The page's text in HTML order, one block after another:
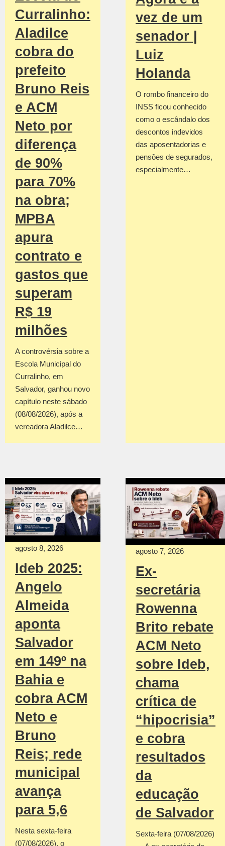
Curralinho:
Aladilce
cobra do
prefeito
Bruno Reis
e ACM
Neto por
diferença
de 90%
para 70%
na obra;
MPBA
apura
contrato e
gastos que
superam
R$ 19
milhões
A controvérsia sobre a
Escola Municipal do
Curralinho, em
Salvador, ganhou novo
capítulo neste sábado
(08/08/2026), após a
vereadora Aladilce…
vez de um
senador |
Luiz
Holanda
O rombo financeiro do
INSS ficou conhecido
como o escândalo dos
descontos indevidos
das aposentadorias e
pensões de segurados,
especialmente…
agosto 8, 2026
Ideb 2025:
Angelo
Almeida
aponta
Salvador
em 149º na
Bahia e
cobra ACM
Neto e
Bruno
Reis; rede
municipal
avança
para 5,6
Nesta sexta-feira
(07/08/2026), o
agosto 7, 2026
Ex-
secretária
Rowenna
Brito rebate
ACM Neto
sobre Ideb,
chama
crítica de
“hipocrisia”
e cobra
resultados
da
educação
de Salvador
Sexta-feira (07/08/2026)